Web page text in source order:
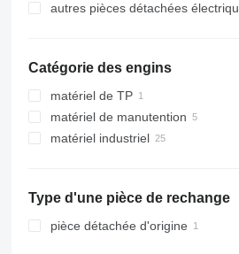
autres pièces détachées
Catégorie des engins
matériel de TP
engins de terrassement
niveleuses
matériel de manutention
chariots élévateurs
transpalettes electriques
matériel industriel
Type d'une pièce de rechange
pièce détachée d'origine